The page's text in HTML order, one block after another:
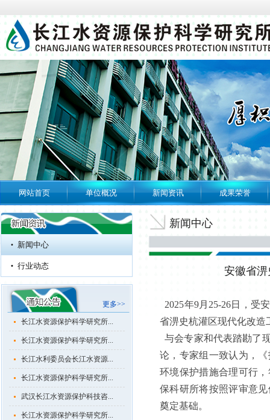
网站首页 单位概况 新闻资讯 成果荣誉
专题专栏 水利安全生产风险
新闻中心
行业动态
更多>>
长江水资源保护科学研究所...
长江水资源保护科学研究所...
长江水资源保护科学研究所...
长江水资源保护科学研究所...
长江水资源保护科学研究所...
长江水资源保护科学研究所...
长江水利委员会长江水资源...
长江水资源保护科学研究所...
武汉长江水资源保护科技咨...
长江水资源保护科学研究所...
新闻中心
安徽省
2025年9月25-26日，受
省淠史杭灌区现代化改造
与会专家和代表踏勘了
论，专家组一致认为，
环境保护措施合理可行
保科研所将按照评审意
奠定基础。